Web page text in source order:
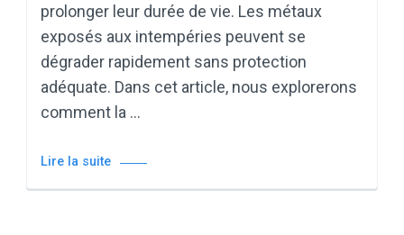
prolonger leur durée de vie. Les métaux
exposés aux intempéries peuvent se
dégrader rapidement sans protection
adéquate. Dans cet article, nous explorerons
comment la …
Lire la suite